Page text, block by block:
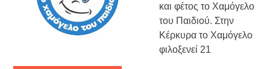
και φέτος το Χαμόγελο
του Παιδιού. Στην
Κέρκυρα το Χαμόγελο
φιλοξενεί 21